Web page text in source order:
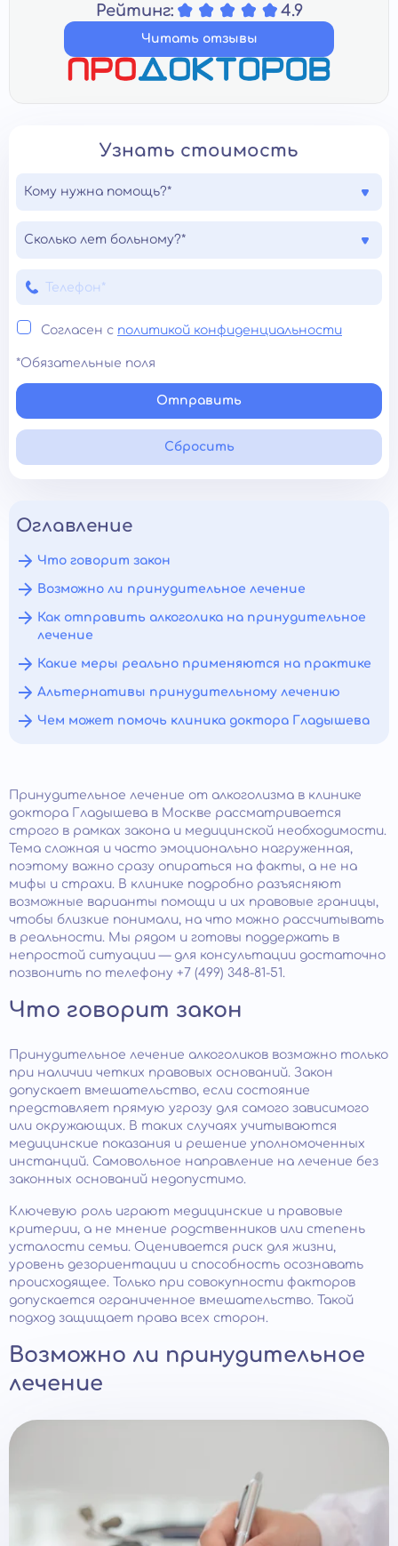
Рейтинг: 4.9
Читать отзывы
Узнать стоимость
Кому нужна помощь?*
Сколько лет больному?*
Согласен с политикой конфиденциальности
*Обязательные поля
Отправить
Сбросить
Оглавление
Что говорит закон
Возможно ли принудительное лечение
Как отправить алкоголика на принудительное
лечение
Какие меры реально применяются на практике
Альтернативы принудительному лечению
Чем может помочь клиника доктора Гладышева
Принудительное лечение от алкоголизма в клинике
доктора Гладышева в Москве рассматривается
строго в рамках закона и медицинской необходимости.
Тема сложная и часто эмоционально нагруженная,
поэтому важно сразу опираться на факты, а не на
мифы и страхи. В клинике подробно разъясняют
возможные варианты помощи и их правовые границы,
чтобы близкие понимали, на что можно рассчитывать
в реальности. Мы рядом и готовы поддержать в
непростой ситуации — для консультации достаточно
позвонить по телефону +7 (499) 348-81-51.
Что говорит закон
Принудительное лечение алкоголиков возможно только
при наличии четких правовых оснований. Закон
допускает вмешательство, если состояние
представляет прямую угрозу для самого зависимого
или окружающих. В таких случаях учитываются
медицинские показания и решение уполномоченных
инстанций. Самовольное направление на лечение без
законных оснований недопустимо.
Ключевую роль играют медицинские и правовые
критерии, а не мнение родственников или степень
усталости семьи. Оценивается риск для жизни,
уровень дезориентации и способность осознавать
происходящее. Только при совокупности факторов
допускается ограниченное вмешательство. Такой
подход защищает права всех сторон.
Возможно ли принудительное
лечение